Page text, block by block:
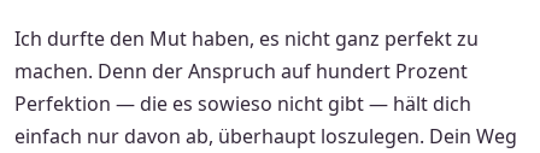
Ich durfte den Mut haben, es nicht ganz perfekt zu
machen. Denn der Anspruch auf hundert Prozent
Perfektion — die es sowieso nicht gibt — hält dich
einfach nur davon ab, überhaupt loszulegen. Dein Weg